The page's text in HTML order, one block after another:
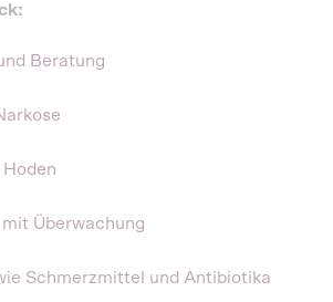
Beratung
Überwachung
Schmerzmittel und Antibiotika